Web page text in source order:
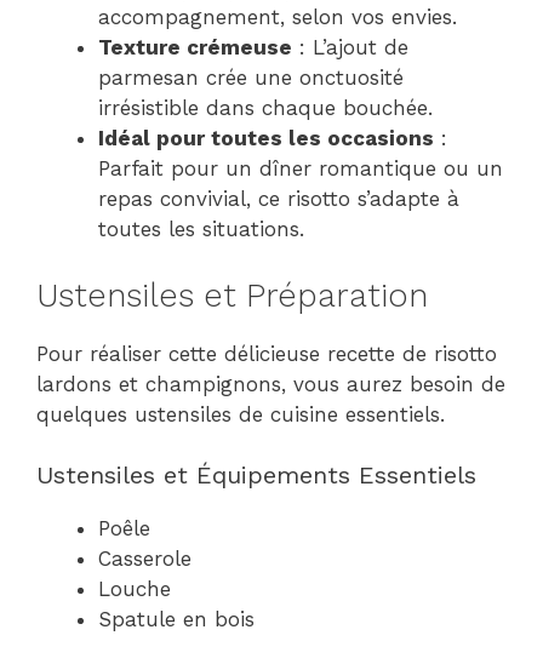
accompagnement, selon vos envies.
Texture crémeuse : L’ajout de
parmesan crée une onctuosité
irrésistible dans chaque bouchée.
Idéal pour toutes les occasions :
Parfait pour un dîner romantique ou un
repas convivial, ce risotto s’adapte à
toutes les situations.
Ustensiles et Préparation
Pour réaliser cette délicieuse recette de risotto
lardons et champignons, vous aurez besoin de
quelques ustensiles de cuisine essentiels.
Ustensiles et Équipements Essentiels
Poêle
Casserole
Louche
Spatule en bois